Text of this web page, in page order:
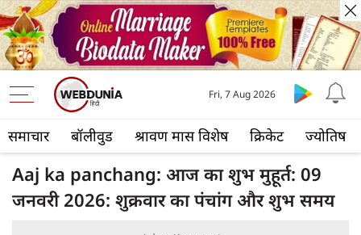
समाचार बॉलीवुड श्रावण मास विशेष क्रिकेट ज्योतिष
Fri, 7 Aug 2026
Aaj ka panchang: आज का शुभ मुहूर्त: 09
जनवरी 2026: शुक्रवार का पंचांग और शुभ समय